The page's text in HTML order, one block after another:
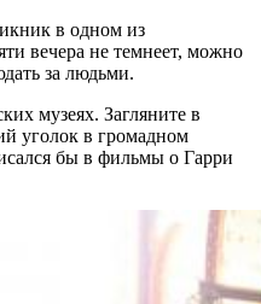
в одном из
вечера не темнеет, можно
за людьми.
музеях. Загляните в
уголок в громадном
бы в фильмы о Гарри